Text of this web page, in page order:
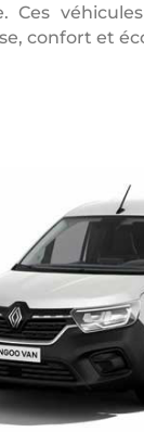
Ces
confort et